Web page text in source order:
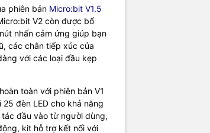
phiên bản Micro:bit V1.5
V2 còn được bổ
nhấn cảm ứng giúp bạn
các chân tiếp xúc của
với các loại đầu kẹp
toàn với phiên bản V1
đèn LED cho khả năng
đầu vào từ người dùng,
kit hỗ trợ kết nối với
and on-board speaker
powered projects (w/ LED indicator)
external accessories
micro:bits to talk to each other
to connect things like crocodile clips and